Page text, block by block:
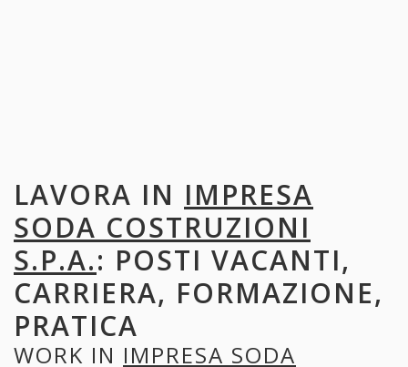
LAVORA IN IMPRESA
SODA COSTRUZIONI
S.P.A.: POSTI VACANTI,
CARRIERA, FORMAZIONE,
PRATICA
WORK IN IMPRESA SODA